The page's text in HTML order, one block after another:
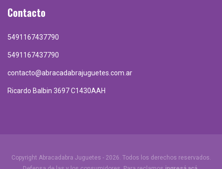
Contacto
5491167437790
5491167437790
contacto@abracadabrajuguetes.com.ar
Ricardo Balbin 3697 C1430AAH
Copyright Abracadabra Juguetes - 2026. Todos los derechos reservados.